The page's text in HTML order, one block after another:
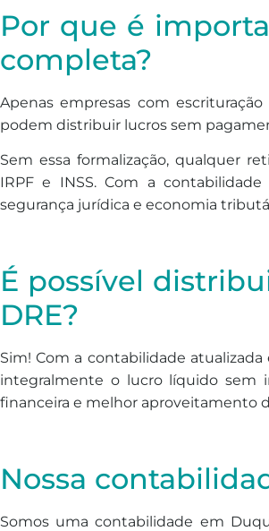
Por que é
completa?
Apenas empresas com
podem distribuir lucros sem
Sem essa formalização, qualquer
IRPF e INSS. Com a
segurança jurídica e economia
É possível
DRE?
Sim! Com a contabilidade
integralmente o lucro líquido sem
financeira e melhor aproveitamento
Nossa
Somos uma contabilidade em